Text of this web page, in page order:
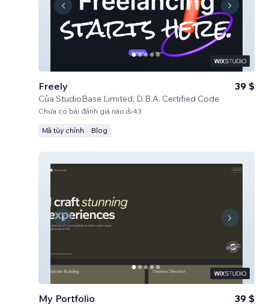
Freely
Của StudioBase Limited, D.B.A. Certified Code
39 $
Chưa có bài đánh giá nào 43
Mã tùy chỉnh Blog
My Portfolio 39 $